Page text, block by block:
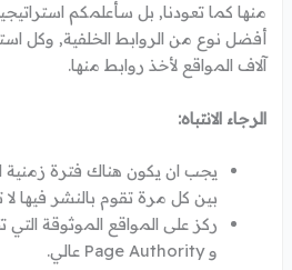
منها كما تعودنا, بل سأعلمكم
أفضل نوع من الروابط الخلفية, وكل
آلاف المواقع لأخذ روابط منها.
الرجاء الانتباه:
يجب ان يكون هناك فترة زمنية
بين كل مرة تقوم بالنشر فيها
و Page Authority عالي.